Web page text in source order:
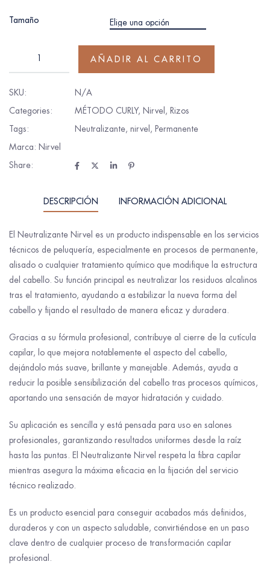
Tamaño
AÑADIR AL CARRITO
SKU:
N/A
Categories:
MÉTODO CURLY, Nirvel , Rizos
Tags:
Neutralizante, nirvel , Permanente
Marca: Nirvel
Share:
DESCRIPCIÓN INFORMACIÓN ADICIONAL
El Neutralizante Nirvel es un producto indispensable en los servicios
técnicos de peluquería, especialmente en procesos de permanente,
alisado o cualquier tratamiento químico que modifique la estructura
del cabello. Su función principal es neutralizar los residuos alcalinos
tras el tratamiento, ayudando a estabilizar la nueva forma del
cabello y fijando el resultado de manera eficaz y duradera.
Gracias a su fórmula profesional, contribuye al cierre de la cutícula
capilar, lo que mejora notablemente el aspecto del cabello,
dejándolo más suave, brillante y manejable. Además, ayuda a
reducir la posible sensibilización del cabello tras procesos químicos,
aportando una sensación de mayor hidratación y cuidado.
Su aplicación es sencilla y está pensada para uso en salones
profesionales, garantizando resultados uniformes desde la raíz
hasta las puntas. El Neutralizante Nirvel respeta la fibra capilar
mientras asegura la máxima eficacia en la fijación del servicio
técnico realizado.
Es un producto esencial para conseguir acabados más definidos,
duraderos y con un aspecto saludable, convirtiéndose en un paso
clave dentro de cualquier proceso de transformación capilar
profesional.